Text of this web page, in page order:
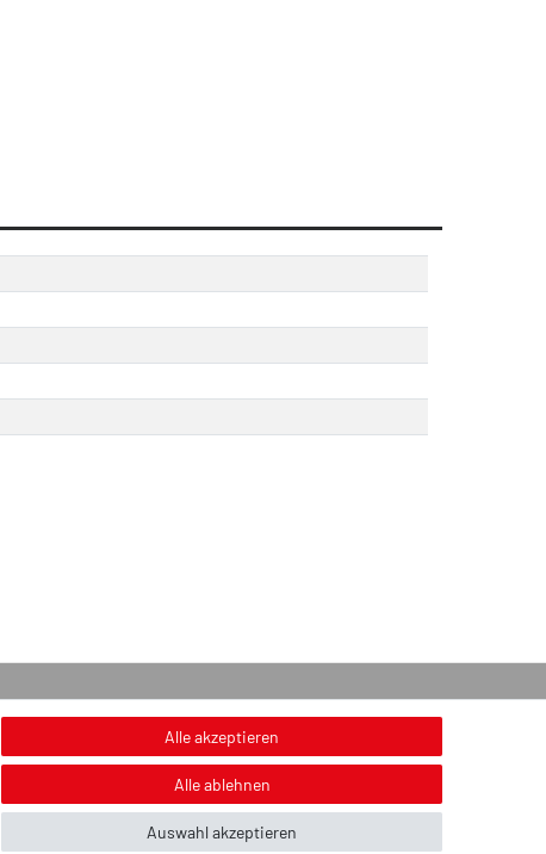
Hinweis zur Entsorgung von Altbatterien & Altöl
Bildnachweis
Alle akzeptieren
Alle ablehnen
Auswahl akzeptieren